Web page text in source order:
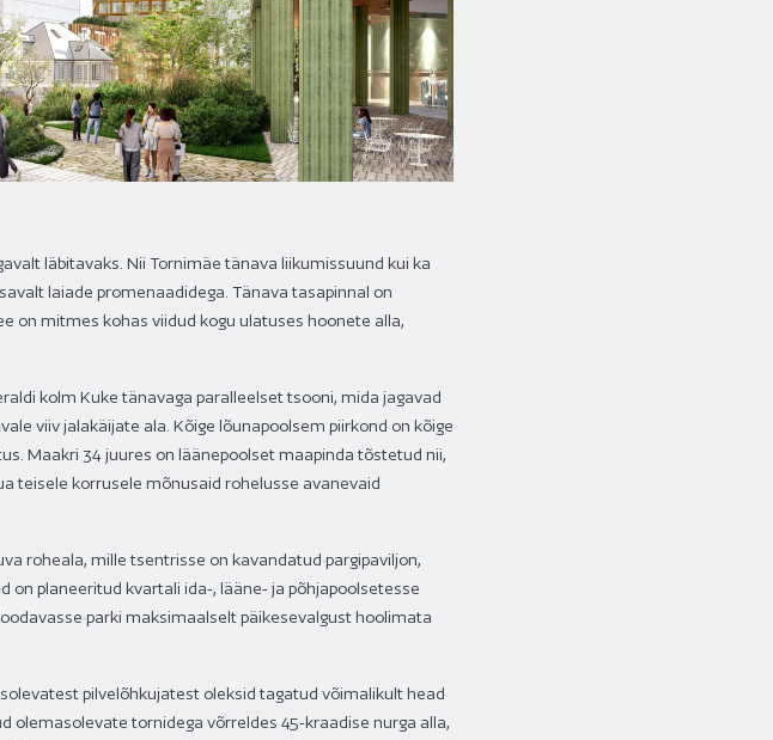
läbitavaks. Nii Tornimäe tänava liikumissuund kui ka
laiade promenaadidega. Tänava tasapinnal on
on mitmes kohas viidud kogu ulatuses hoonete alla,
kolm Kuke tänavaga paralleelset tsooni, mida jagavad
viiv jalakäijate ala. Kõige lõunapoolsem piirkond on kõige
Maakri 34 juures on läänepoolset maapinda tõstetud nii,
teisele korrusele mõnusaid rohelusse avanevaid
roheala, mille tsentrisse on kavandatud pargipaviljon,
on planeeritud kvartali ida-, lääne- ja põhjapoolsetesse
parki maksimaalselt päikesevalgust hoolimata
pilvelõhkujatest oleksid tagatud võimalikult head
tornidega võrreldes 45-kraadise nurga alla,